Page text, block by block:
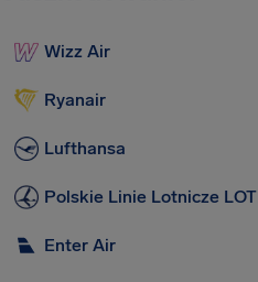
Wizz Air
Ryanair
Lufthansa
Polskie Linie Lotnicze LOT
Enter Air